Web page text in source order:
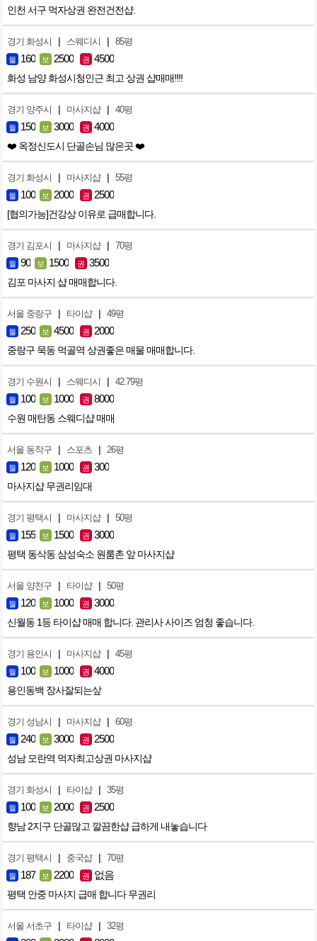
인천 서구 먹자상권 완전건전샵.
경기 화성시 | 스웨디시 | 85평
월 160 보 2500 권 4500
화성 남양 화성시청인근 최고 상권 샵매매!!!!
경기 양주시 | 마사지샵 | 40평
월 150 보 3000 권 4000
❤️ 옥정신도시 단골손님 많은곳 ❤️
경기 화성시 | 마사지샵 | 55평
월 100 보 2000 권 2500
[협의가능]건강상 이유로 급매합니다.
경기 김포시 | 마사지샵 | 70평
월 90 보 1500 권 3500
김포 마사지 샵 매매합니다.
서울 중랑구 | 타이샵 | 49평
월 250 보 4500 권 2000
중랑구 묵동 먹골역 상권좋은 매물 매매합니다.
경기 수원시 | 스웨디시 | 42.79평
월 100 보 1000 권 8000
수원 매탄동 스웨디샵 매매
서울 동작구 | 스포츠 | 26평
월 120 보 1000 권 300
마사지샵 무권리임대
경기 평택시 | 마사지샵 | 50평
월 155 보 1500 권 3000
평택 동삭동 삼성숙소 원룸촌 앞 마사지샵
서울 양천구 | 타이샵 | 50평
월 120 보 1000 권 3000
신월동 1등 타이샵 매매 합니다. 관리사 사이즈 엄청 좋습니다.
경기 용인시 | 마사지샵 | 45평
월 100 보 1000 권 4000
용인동백 장사잘되는샆
경기 성남시 | 마사지샵 | 60평
월 240 보 3000 권 2500
성남 모란역 먹자최고상권 마사지샵
경기 화성시 | 타이샵 | 35평
월 100 보 2000 권 2500
향남 2지구 단골많고 깔끔한샵 급하게 내놓습니다
경기 평택시 | 중국샵 | 70평
월 187 보 2200 권 없음
평택 안중 마사지 급매 합니다 무권리
서울 서초구 | 타이샵 | 32평